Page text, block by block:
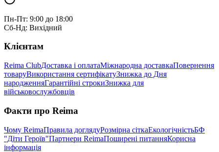
Пн-Пт: 9:00 до 18:00
Сб-Нд: Вихідний
Клієнтам
Reima ClubДоставка і оплатаМіжнародна доставкаПовернення
товаруВикористання сертифікатуЗнижка до Дня
народженняГарантійні строкиЗнижка для
військовослужбовців
Факти про Reima
Чому ReimaПравила доглядуРозмірна сіткаЕкологічністьБФ
"Діти Героїв"Партнери ReimaПоширені питанняКорисна
інформація